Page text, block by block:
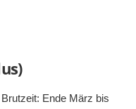
Ende März bis